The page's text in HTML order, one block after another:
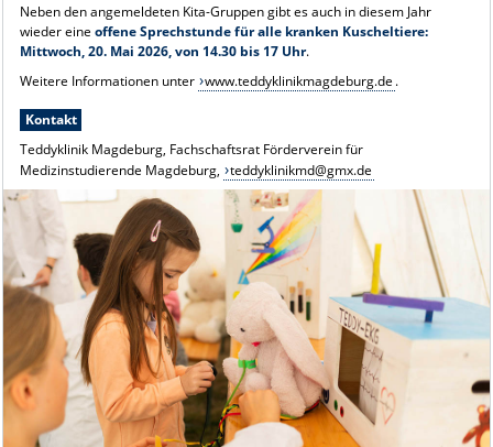
Neben den angemeldeten Kita-Gruppen gibt es auch in diesem Jahr
wieder eine offene Sprechstunde für alle kranken Kuscheltiere:
Mittwoch, 20. Mai 2026, von 14.30 bis 17 Uhr.
Weitere Informationen unter www.teddyklinikmagdeburg.de .
Kontakt
Teddyklinik Magdeburg, Fachschaftsrat Förderverein für
Medizinstudierende Magdeburg,
teddyklinikmd@gmx.de